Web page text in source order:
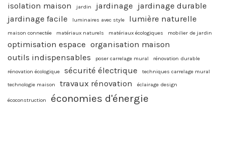
isolation maison jardin jardinage jardinage durable
jardinage facile
luminaires avec style lumière naturelle
maison connectée matériaux naturels matériaux écologiques mobilier de jardin
optimisation espace organisation maison
outils indispensables
poser carrelage mural
rénovation durable
rénovation écologique
sécurité électrique
techniques carrelage mural
technologie maison
travaux rénovation éclairage design
écoconstruction économies d'énergie